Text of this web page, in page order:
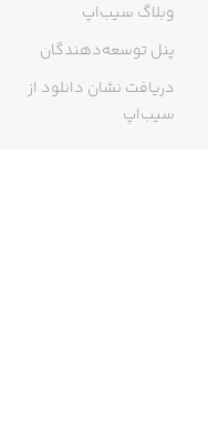
وبلاگ سیب‌اپ
پنل توسعه‌دهندگان
دریافت نشان دانلود از
سیب‌اپ